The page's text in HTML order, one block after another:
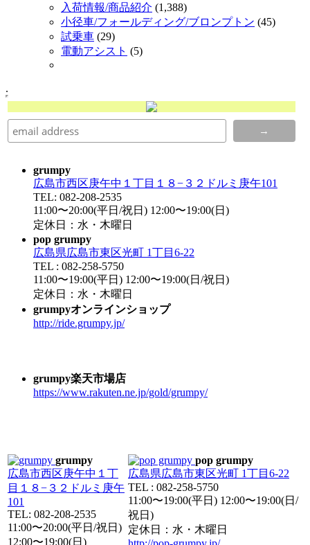
入荷情報/商品紹介 (1,388)
小径車/フォールディング/ブロンプトン (45)
試乗車 (29)
電動アシスト (5)
.
grumpy
広島市西区庚午中１丁目１８−３２ドルミ庚午101
TEL: 082-208-2535
11:00〜20:00(平日/祝日) 12:00〜19:00(日)
定休日：水・木曜日
pop grumpy
広島県広島市東区光町 1丁目6-22
TEL : 082-258-5750
11:00〜19:00(平日) 12:00〜19:00(日/祝日)
定休日：水・木曜日
grumpyオンラインショップ
http://ride.grumpy.jp/
grumpy楽天市場店
https://www.rakuten.ne.jp/gold/grumpy/
grumpy
広島市西区庚午中１丁
目１８−３２ドルミ庚午
101
TEL: 082-208-2535
11:00〜20:00(平日/祝日)
12:00〜19:00(日)
pop grumpy
広島県広島市東区光町 1丁目6-22
TEL : 082-258-5750
11:00〜19:00(平日) 12:00〜19:00(日/
祝日)
定休日：水・木曜日